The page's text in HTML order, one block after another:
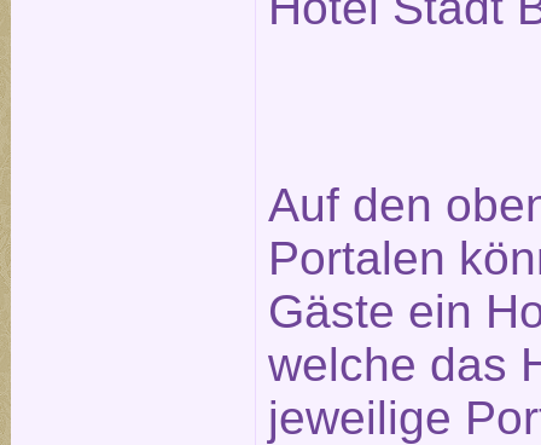
Auf den
Portalen
Gäste ein
welche das
jeweilige